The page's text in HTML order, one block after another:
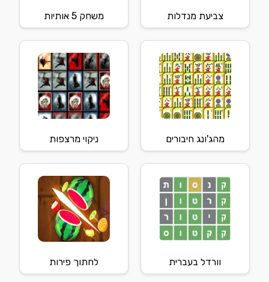
צביעת מנדלות משחק 5 אותיות
מהג'ונג חיבורים ניקוי מרצפות
וורדל בעברית לחתוך פירות